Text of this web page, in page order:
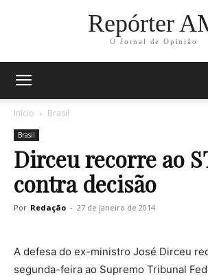
Repórter
O Jornal de Opinião
Início Brasil
Brasil
Dirceu recorre ao
contra decisão
Por Redação - 27 de janeiro de 2014
A defesa do ex-ministro José Dirceu
segunda-feira ao Supremo Tribunal